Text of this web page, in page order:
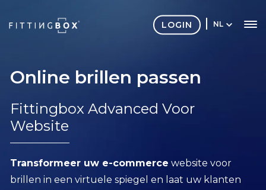
NL
LOGIN
Online brillen passen
Fittingbox Advanced Voor
Website
Transformeer uw e-commerce website voor
brillen in een virtuele spiegel en laat uw klanten